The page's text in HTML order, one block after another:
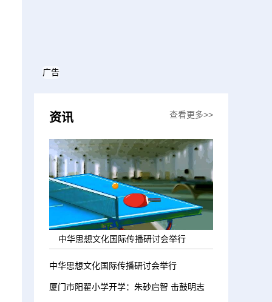
广告
资讯 查看更多>>
中华思想文化国际传播研讨会举行
中华思想文化国际传播研讨会举行
厦门市阳翟小学开学：朱砂启智 击鼓明志